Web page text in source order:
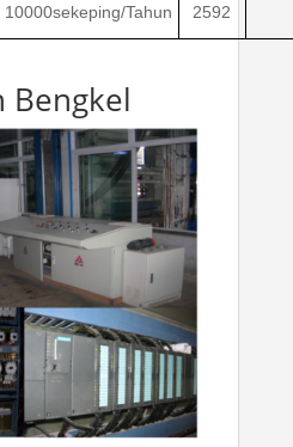
10000sekeping/Tahun 2592
Bengkel